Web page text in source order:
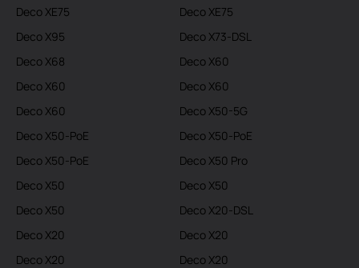
Deco XE75
Deco XE75
Deco X95
Deco X73-DSL
Deco X68
Deco X60
Deco X60
Deco X60
Deco X60
Deco X50-5G
Deco X50-PoE
Deco X50-PoE
Deco X50-PoE
Deco X50 Pro
Deco X50
Deco X50
Deco X50
Deco X20-DSL
Deco X20
Deco X20
Deco X20
Deco X20